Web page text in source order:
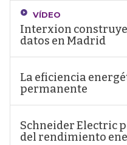
VÍDEO
Interxion construye
datos en Madrid
La eficiencia
permanente
Schneider Electric
del rendimiento